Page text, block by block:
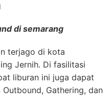
di semarang
terjago di kota
Jernih. Di fasilitasi
liburan ini juga dapat
Gathering, dan